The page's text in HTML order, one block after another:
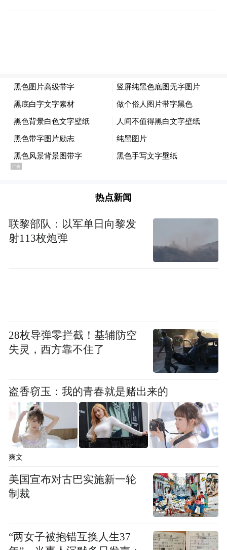
具体操作流程为：在照片应用打开目标实况
图片，点击页面右上角编辑按键，切换至实
况编辑栏，拖动画面下方帧选择滑块，在3秒
素材中挑选心仪画面，选定后点击设为封面
照片，保存完成即可。
来回播放、长曝光三种动态特效设置，用户
也能一键关闭实况模式，将照片永久转为普
“特别声明：以上作品内容(包括在内的视频、图片或音
频)为凤凰网旗下自媒体平台“大风号”用户上传并发
布，本平台仅提供信息存储空间服务。
Notice: The content above (including the videos,
by the user of Dafeng Hao, which is a social media
热点新闻
联黎部队：以军单日向黎发
射113枚炮弹
28枚导弹零拦截！基辅防空
失灵，西方靠不住了
盗香窃玉：我的青春就是赌出来的
爽文
美国宣布对古巴实施新一轮
制裁
“两女子被抱错互换人生37